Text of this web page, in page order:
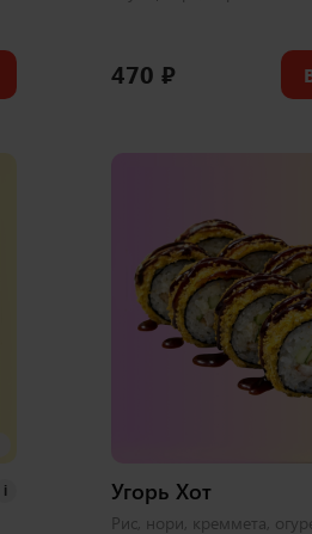
470₽
i Угорь Хот
Рис, нори, креммета,